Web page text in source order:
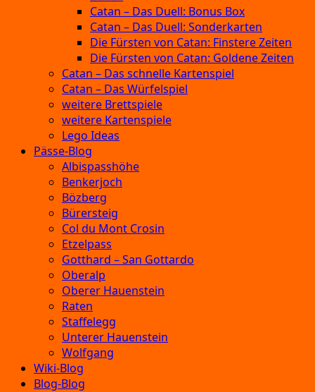
Catan – Das Duell: Bonus Box
Catan – Das Duell: Sonderkarten
Die Fürsten von Catan: Finstere Zeiten
Die Fürsten von Catan: Goldene Zeiten
Catan – Das schnelle Kartenspiel
Catan – Das Würfelspiel
weitere Brettspiele
weitere Kartenspiele
Lego Ideas
Pässe-Blog
Albispasshöhe
Benkerjoch
Bözberg
Bürersteig
Col du Mont Crosin
Etzelpass
Gotthard – San Gottardo
Oberalp
Oberer Hauenstein
Raten
Staffelegg
Unterer Hauenstein
Wolfgang
Wiki-Blog
Blog-Blog